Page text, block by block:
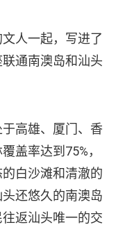
人一起，写进了
通南澳岛和汕头
高雄、厦门、香
盖率达到75%，
白沙滩和清澈的
还悠久的南澳岛
返汕头唯一的交